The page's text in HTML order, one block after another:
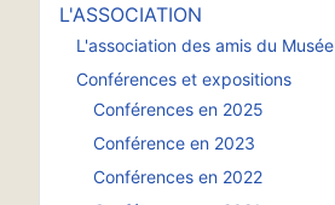
L'ASSOCIATION
L'association des amis du Musée
Conférences et expositions
Conférences en 2025
Conférence en 2023
Conférences en 2022